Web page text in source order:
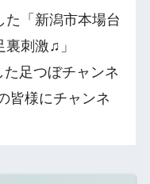
た「新潟市本場台
刺激♫」
足つぼチャンネ
皆様にチャンネ